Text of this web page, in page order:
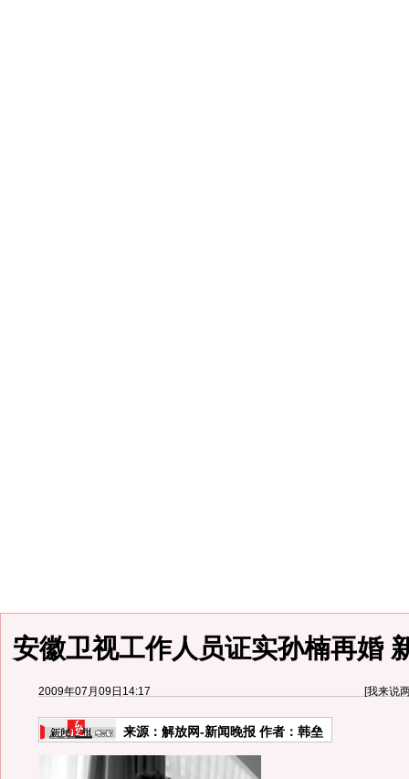
安徽卫视工作人员证实孙楠再婚
2009年07月09日14:17 [我来说
来源： 解放网-新闻晚报作者：韩垒